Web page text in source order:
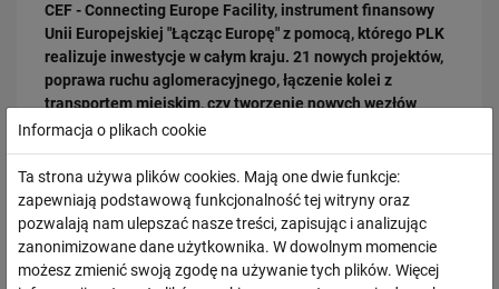
CEF - Connecting Europe Facility, instrument finansowy
Unii Europejskiej "Łącząc Europę" z pomocą, którego PLK
realizuje inwestycje w całym kraju. 21 nowych projektów,
poprawa ruchu aglomeracyjnego, łączenie kolei z
transportem miejskim, czy tworzenie nowych węzłów
przesiadkowych, to najważniejsze efekty prac
prowadzonych w ostatnim roku. Zapraszamy do
obejrzenia naszego najnowszego filmu na temat
inwestycji przeprowadzonych przy dofinansowaniu z
programu CEF.
PRZECZYTAJ
17.02.2026
Zmieniamy linię kolejową Warszawa Wawer – Otwock!
Informacja o plikach cookie
Ta strona używa plików cookies. Mają one dwie funkcje:
zapewniają podstawową funkcjonalność tej witryny oraz
pozwalają nam ulepszać nasze treści, zapisując i analizując
zanonimizowane dane użytkownika. W dowolnym momencie
możesz zmienić swoją zgodę na używanie tych plików. Więcej